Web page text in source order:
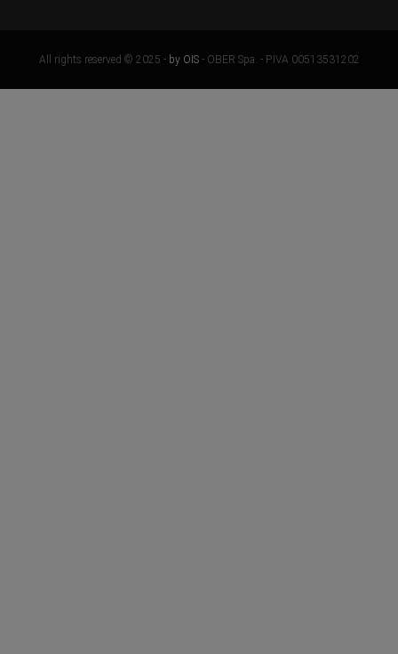
All rights reserved © 2025 - by OIS- OBER Spa. - P.IVA 00513531202